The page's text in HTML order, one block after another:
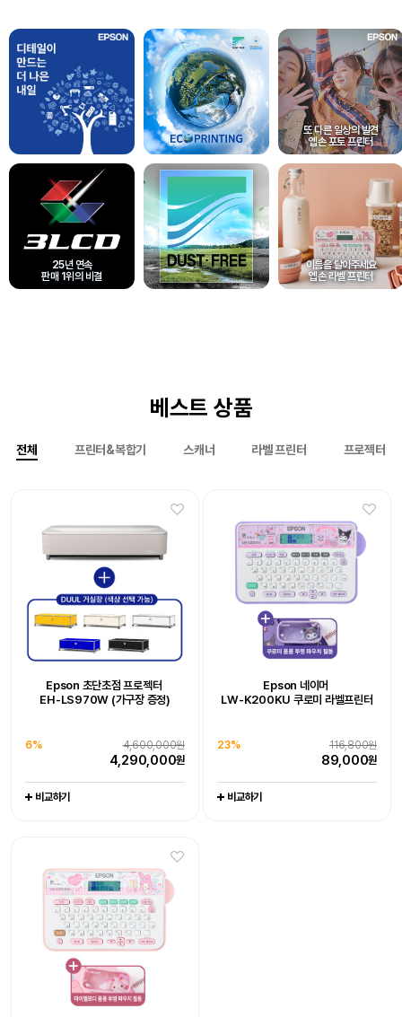
25년 연속
판매 1위의 비결
또 다른 일상의 발견
엡손 포토 프린터
이름을 달아주세요
엡손 라벨 프린터
베스트 상품
전체 프린터&복합기 스캐너 라벨 프린터 프로젝터
Epson 초단초점 프로젝터
EH-LS970W (가구장 증정)
4,600,000원
6%
4,290,000원
비교하기
Epson 네이머
LW-K200KU 쿠로미 라벨프린터
116,800원
23%
89,000원
비교하기
Epson EcoTank
포토 복합기 L8180
704,000원
0%
704,000원
비교하기
Epson EcoTank Pro
팩스 복합기 L15150
1,065,000원
1%
1,044,000원
비교하기
Epson WorkForce DS-530III
417,000원
비교하기
Epson WorkForce DS-785W
519,000원
비교하기
Epson 네이머
LW-K200DA 곰돌이 푸 라벨프린터
128,000원
19%
102,800원
비교하기
Epson 네이머
LW-H200RK 리락쿠마 라벨프린터
111,000원
20%
88,600원
비교하기
Epson 초단초점 프로젝터
EH-LS970W (가구장 증정)
4,290,000원
[잇섭 Pick] 엡손 라이프스튜디오
빔프로젝터 (EF-72)
1,649,000원
30대 한정 완판 임박,
엡손 정품 EH-LS800W, 150인치
4K 레이저 초단초점 빔프로젝터,
포토리뷰 5만원
3,800,000원
2,790,000